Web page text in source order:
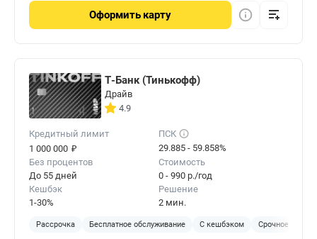
Оформить карту
Т-Банк (Тинькофф)
Драйв
4.9
Кредитный лимит
1 000 000 ₽
ПСК
29.885 - 59.858%
Без процентов
До 55 дней
Стоимость
0 - 990 р./год
Кешбэк
1-30%
Решение
2 мин.
Рассрочка Бесплатное обслуживание С кешбэком Срочное